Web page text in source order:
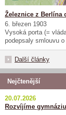
Železnice z Berlína
6. březen 1903
Vysoká porta (=
podepsaly smlouvu
Další články
Nejčtenější
20.07.2026
Rozvíjíme